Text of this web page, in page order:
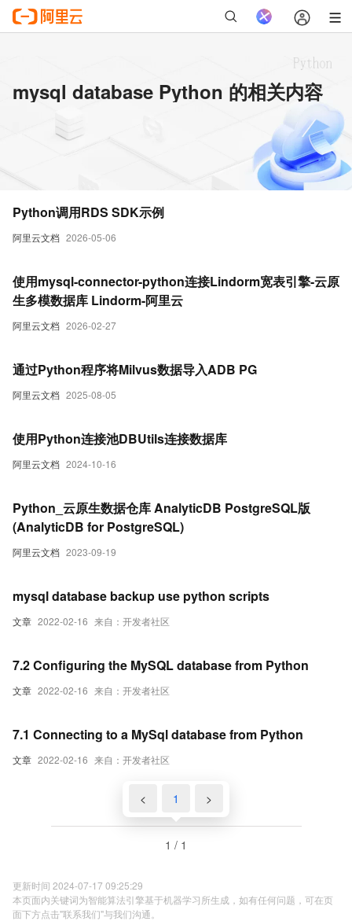
mysql database Python 的相关内容
阿里云文档 2026-05-06
Python调用RDS SDK示例
阿里云文档 2026-02-27
使用mysql-connector-python连接Lindorm宽表引擎-云原
生多模数据库 Lindorm-阿里云
阿里云文档 2025-08-05
通过Python程序将Milvus数据导入ADB PG
阿里云文档 2024-10-16
使用Python连接池DBUtils连接数据库
阿里云文档 2023-09-19
Python_云原生数据仓库 AnalyticDB PostgreSQL版
(AnalyticDB for PostgreSQL)
文章 2022-02-16 来自：开发者社区
mysql database backup use python scripts
文章 2022-02-16 来自：开发者社区
7.2 Configuring the MySQL database from Python
文章 2022-02-16 来自：开发者社区
7.1 Connecting to a MySql database from Python
< 1 >
1 / 1
更新时间 2024-07-17 09:25:29
本页面内关键词为智能算法引擎基于机器学习所生成，如有任何问题，可在页
面下方点击"联系我们"与我们沟通。